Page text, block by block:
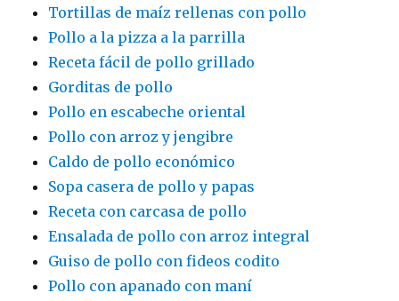
Tortillas de maíz rellenas con pollo
Pollo a la pizza a la parrilla
Receta fácil de pollo grillado
Gorditas de pollo
Pollo en escabeche oriental
Pollo con arroz y jengibre
Caldo de pollo económico
Sopa casera de pollo y papas
Receta con carcasa de pollo
Ensalada de pollo con arroz integral
Guiso de pollo con fideos codito
Pollo con apanado con maní